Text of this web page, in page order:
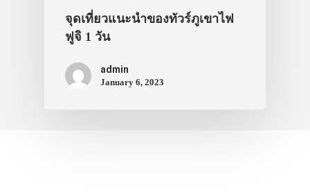
จุดเที่ยวแนะนำของทัวร์ภูเขาไฟ
ฟูจิ 1 วัน
admin
January 6, 2023